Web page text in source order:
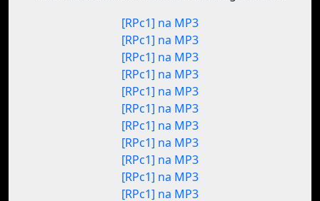
[RPc1] na MP3
[RPc1] na MP3
[RPc1] na MP3
[RPc1] na MP3
[RPc1] na MP3
[RPc1] na MP3
[RPc1] na MP3
[RPc1] na MP3
[RPc1] na MP3
[RPc1] na MP3
[RPc1] na MP3